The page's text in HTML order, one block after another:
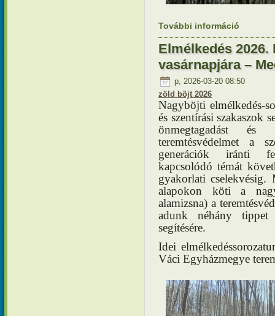
További információ
Elmélkedés 2026.
vasárnapjára –
p, 2026-03-20 08:50
zöld böjt 2026
Nagyböjti elmélkedés-
és szentírási szakaszok
önmegtagadást
teremtésvédelmet a
generációk iránti
kapcsolódó témát
gyakorlati cselekvésig.
alapokon köti a
alamizsna) a
adunk néhány tippet
segítésére.
Idei
Váci Egyházmegye